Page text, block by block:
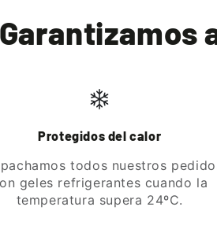
Garantizamos
Protegidos del calor
todos nuestros
geles refrigerantes cuando la
temperatura supera 24ºC.